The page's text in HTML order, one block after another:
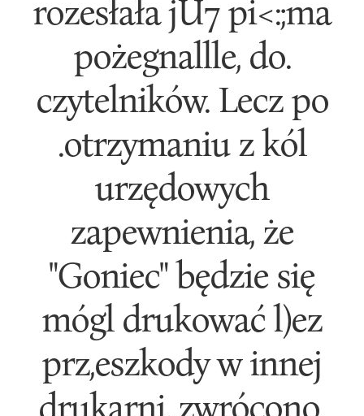
rozesłała jU7 pi<:;ma
pożegnallle, do.
czytelników. Lecz po
.otrzymaniu z kól
urzędowych
zapewnienia, że
"Goniec" będzie się
mógl drukować l)ez
prz,eszkody w innej
drukarni, zwrócono.